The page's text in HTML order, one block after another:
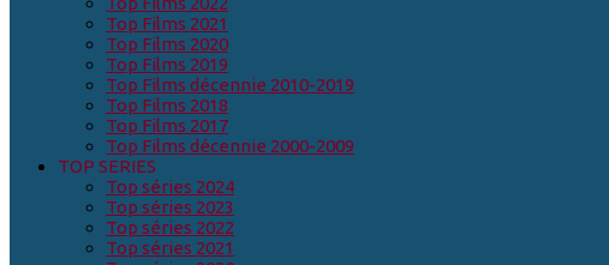
Top Films 2021
Top Films 2020
Top Films 2019
Top Films décennie 2010-2019
Top Films 2018
Top Films 2017
Top Films décennie 2000-2009
TOP SERIES
Top séries 2024
Top séries 2023
Top séries 2022
Top séries 2021